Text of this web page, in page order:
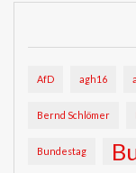
AfD agh16
Bernd Schlömer
Bundestag